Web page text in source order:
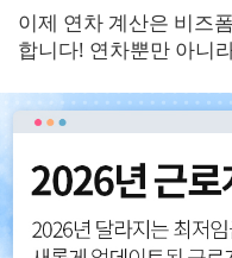
이제 연차 계산은 비즈
합니다! 연차뿐만 아니